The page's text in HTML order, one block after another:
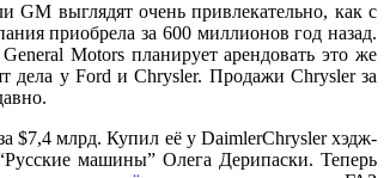
GM выглядят очень привлекательно, как с
приобрела за 600 миллионов год назад.
Motors планирует арендовать это же
дела у Ford и Chrysler. Продажи Chrysler за
$7,4 млрд. Купил её у DaimlerChrysler хэдж-
машины” Олега Дерипаски. Теперь